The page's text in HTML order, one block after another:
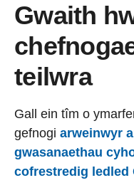
Gwaith
teilwra
Gall ein tîm o
gefnogi arweinwyr
gwasanaethau
cofrestredig ledled